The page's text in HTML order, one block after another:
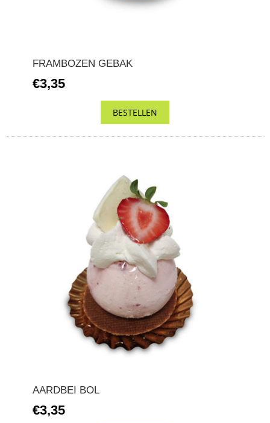
FRAMBOZEN GEBAK
€3,35
AARDBEI BOL
€3,35